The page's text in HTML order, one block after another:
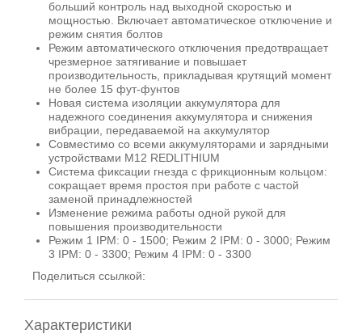
больший контроль над выходной скоростью и
мощностью. Включает автоматическое отключение и
режим снятия болтов
Режим автоматического отключения предотвращает
чрезмерное затягивание и повышает
производительность, прикладывая крутящий момент
не более 15 фут-фунтов
Новая система изоляции аккумулятора для
надежного соединения аккумулятора и снижения
вибрации, передаваемой на аккумулятор
Совместимо со всеми аккумуляторами и зарядными
устройствами M12 REDLITHIUM
Система фиксации гнезда с фрикционным кольцом:
сокращает время простоя при работе с частой
заменой принадлежностей
Изменение режима работы одной рукой для
повышения производительности
Режим 1 IPM: 0 - 1500; Режим 2 IPM: 0 - 3000; Режим
3 IPM: 0 - 3300; Режим 4 IPM: 0 - 3300
Поделиться ссылкой:
Характеристики